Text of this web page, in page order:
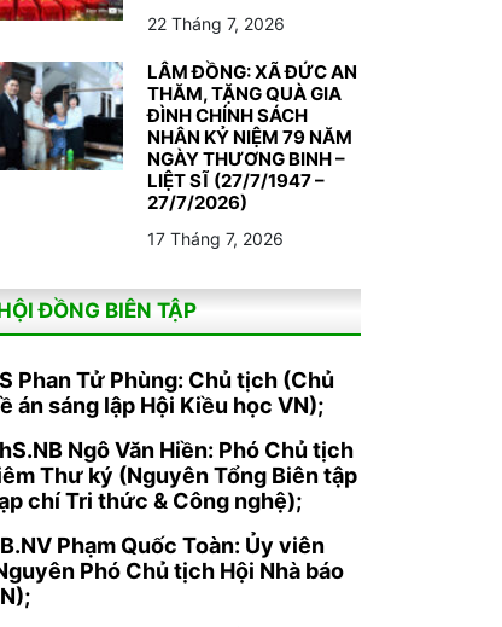
22 Tháng 7, 2026
LÂM ĐỒNG: XÃ ĐỨC AN
THĂM, TẶNG QUÀ GIA
ĐÌNH CHÍNH SÁCH
NHÂN KỶ NIỆM 79 NĂM
NGÀY THƯƠNG BINH –
LIỆT SĨ (27/7/1947 –
27/7/2026)
17 Tháng 7, 2026
ĐỒNG BIÊN TẬP
Phan Tử Phùng: Chủ tịch (Chủ
án sáng lập Hội Kiều học VN);
Ngô Văn Hiền: Phó Chủ tịch
Thư ký (Nguyên Tổng Biên tập
chí Tri thức & Công nghệ);
Phạm Quốc Toàn: Ủy viên
Phó Chủ tịch Hội Nhà báo